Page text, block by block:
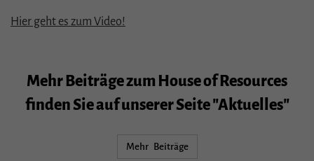
Hier geht es zum Video!
Mehr Beiträge zum House of Resources
finden Sie auf unserer Seite "Aktuelles"
Mehr Beiträge